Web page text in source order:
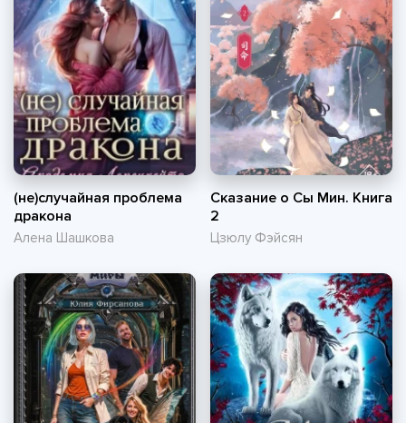
(не)случайная проблема
дракона
Алена Шашкова
Сказание о Сы Мин. Книга
2
Цзюлу Фэйсян